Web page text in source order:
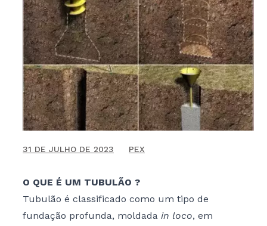
QUEM SOMOS
COMO FUNCIONA
PORTFÓLIO
BLOG
CONTATO
18 DE JANEIRO DE 2022
31 DE JULHO DE 2023 PEX
O QUE É UM TUBULÃO ?
Tubulão é classificado como um tipo de
fundação profunda, moldada in loco, em